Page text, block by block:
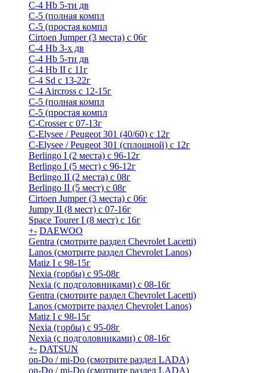
С-4 Hb 5-ти дв
С-5 (полная компл
С-5 (простая компл
Cirtoen Jumper (3 места) с 06г
С-4 Hb 3-х дв
С-4 Hb 5-ти дв
C-4 Hb II с 11г
C-4 Sd c 13-22г
C-4 Airсross с 12-15г
С-5 (полная компл
С-5 (простая компл
C-Crosser с 07-13г
C-Elysee / Peugeot 301 (40/60) с 12г
C-Elysee / Peugeot 301 (сплошной) с 12г
Berlingo I (2 места) с 96-12г
Berlingo I (5 мест) с 96-12г
Berlingo II (2 места) с 08г
Berlingo II (5 мест) с 08г
Cirtoen Jumper (3 места) с 06г
Jumpy II (8 мест) с 07-16г
Space Tourer I (8 мест) с 16г
+- DAEWOO
Gentra (смотрите раздел Chevrolet Lacetti)
Lanos (смотрите раздел Chevrolet Lanos)
Matiz I с 98-15г
Nexia (горбы) с 95-08г
Nexia (с подголовниками) с 08-16г
Gentra (смотрите раздел Chevrolet Lacetti)
Lanos (смотрите раздел Chevrolet Lanos)
Matiz I с 98-15г
Nexia (горбы) с 95-08г
Nexia (с подголовниками) с 08-16г
+- DATSUN
on-Do / mi-Do (смотрите раздел LADA)
on-Do / mi-Do (смотрите раздел LADA)